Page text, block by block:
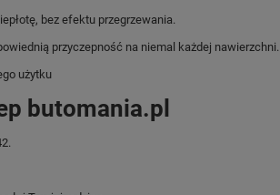
bez efektu przegrzewania.
przyczepność na niemal każdej nawierzchni.
użytku
butomania.pl